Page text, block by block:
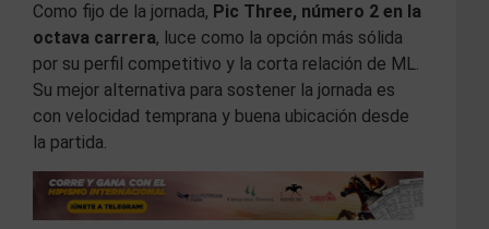
Como fijo de la jornada, Pic Three, número 2 en la
octava carrera, luce como la opción más sólida
por su perfil competitivo y la corta relación de ML.
Su mejor alternativa para sostener la jornada es
con velocidad temprana y buena ubicación desde
la partida.